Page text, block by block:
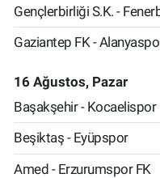
Gençlerbirliği S.K. -
Gaziantep FK -
16 Ağustos, Pazar
Başakşehir - Kocaelispor
Beşiktaş - Eyüpspor
Amed - Erzurumspor FK